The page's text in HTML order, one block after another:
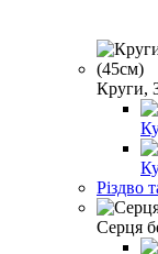
Круги,
Різдво
Серця